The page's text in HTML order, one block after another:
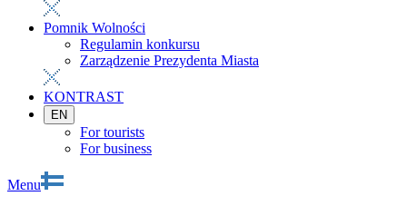
Pomnik Wolności
Regulamin konkursu
Zarządzenie Prezydenta Miasta
KONTRAST
EN
For tourists
For business
Menu